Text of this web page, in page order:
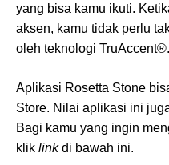
yang bisa kamu ikuti.
aksen, kamu tidak perlu
oleh teknologi TruAccent®.
Aplikasi Rosetta Stone
Store. Nilai aplikasi ini
Bagi kamu yang ingin
klik linkdi bawah ini.